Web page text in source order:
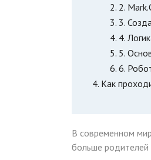
2.
3.
4.
5.
6.
Как
В современном
больше родителей